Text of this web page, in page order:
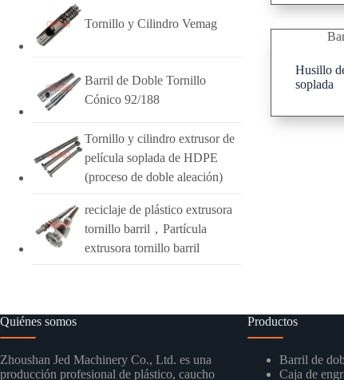
Husillo
soplada
Tornillo y Cilindro Vemag
Barril de Doble Tornillo
Cónico 92/188
Tornillo y cilindro extrusor de
película soplada de HDPE
(proceso de doble aleación)
reciclaje de plástico extrusora
tornillo barril，Partícula
extrusora tornillo barril
Quiénes somos
Zhoushan Jed Machinery Co., Ltd. es una
producción profesional de plástico, caucho
Productos
Barril de
Caja de